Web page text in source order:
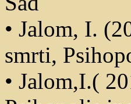
• Jalom, I.
smrti,
• Jalom,I.(